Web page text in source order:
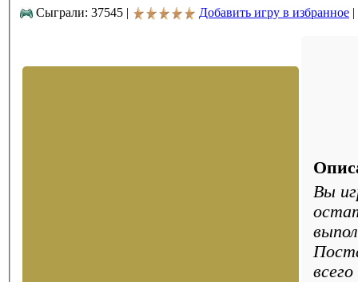
Сыграли: 37545 | Добавить игру в избранное |
Вы
всего